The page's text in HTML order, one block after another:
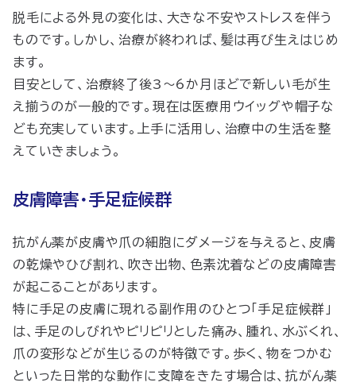
脱毛による外見の変化は、大きな不安やストレスを伴う
ものです。しかし、治療が終われば、髪は再び生えはじめ
ます。
目安として、治療終了後3〜6か月ほどで新しい毛が生
え揃うのが一般的です。現在は医療用ウイッグや帽子な
ども充実しています。上手に活用し、治療中の生活を整
えていきましょう。
皮膚障害・手足症候群
抗がん薬が皮膚や爪の細胞にダメージを与えると、皮膚
の乾燥やひび割れ、吹き出物、色素沈着などの皮膚障害
が起こることがあります。
特に手足の皮膚に現れる副作用のひとつ「手足症候群」
は、手足のしびれやピリピリとした痛み、腫れ、水ぶくれ、
爪の変形などが生じるのが特徴です。歩く、物をつかむ
といった日常的な動作に支障をきたす場合は、抗がん薬